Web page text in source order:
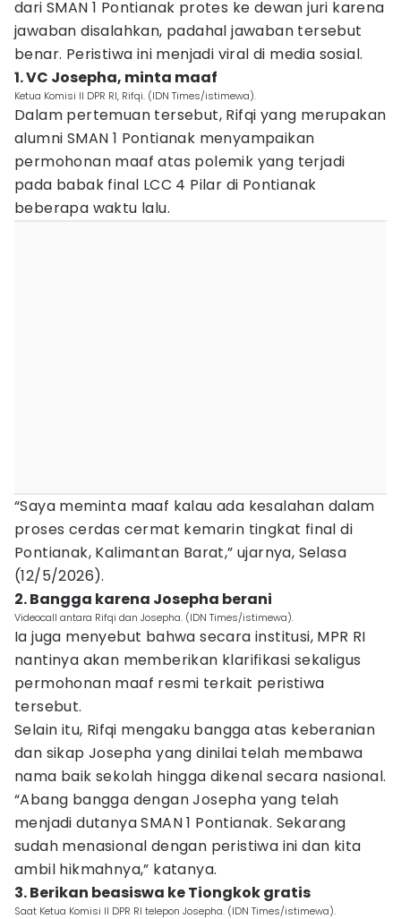
dari SMAN 1 Pontianak protes ke dewan juri karena
jawaban disalahkan, padahal jawaban tersebut
benar. Peristiwa ini menjadi viral di media sosial.
1. VC Josepha, minta maaf
Ketua Komisi II DPR RI, Rifqi. (IDN Times/istimewa).
Dalam pertemuan tersebut, Rifqi yang merupakan
alumni SMAN 1 Pontianak menyampaikan
permohonan maaf atas polemik yang terjadi
pada babak final LCC 4 Pilar di Pontianak
beberapa waktu lalu.
“Saya meminta maaf kalau ada kesalahan dalam
proses cerdas cermat kemarin tingkat final di
Pontianak, Kalimantan Barat,” ujarnya, Selasa
(12/5/2026).
2. Bangga karena Josepha berani
Videocall antara Rifqi dan Josepha. (IDN Times/istimewa).
Ia juga menyebut bahwa secara institusi, MPR RI
nantinya akan memberikan klarifikasi sekaligus
permohonan maaf resmi terkait peristiwa
tersebut.
Selain itu, Rifqi mengaku bangga atas keberanian
dan sikap Josepha yang dinilai telah membawa
nama baik sekolah hingga dikenal secara nasional.
“Abang bangga dengan Josepha yang telah
menjadi dutanya SMAN 1 Pontianak. Sekarang
sudah menasional dengan peristiwa ini dan kita
ambil hikmahnya,” katanya.
3. Berikan beasiswa ke Tiongkok gratis
Saat Ketua Komisi II DPR RI telepon Josepha. (IDN Times/istimewa).